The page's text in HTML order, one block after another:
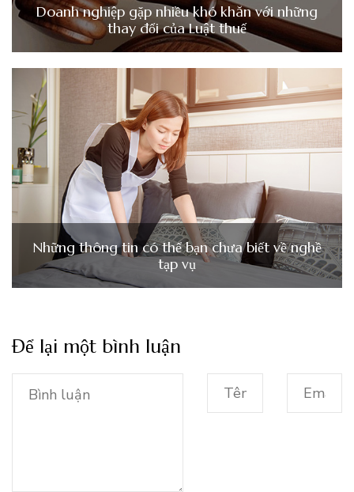
Doanh nghiệp gặp nhiều khó khăn với những
thay đổi của Luật thuế
Những thông tin có thể bạn chưa biết về nghề
tạp vụ
Để lại một bình luận